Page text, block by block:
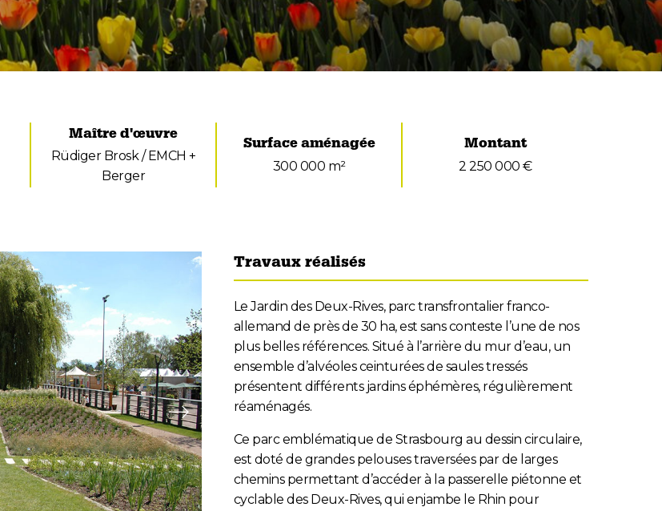
Maître d'œuvre
Rüdiger Brosk / EMCH +
Berger
Surface aménagée
300 000 m²
Montant
2 250 000 €
Slide suivante
Travaux réalisés
Le Jardin des Deux-Rives, parc transfrontalier franco-
allemand de près de 30 ha, est sans conteste l’une de nos
plus belles références. Situé à l’arrière du mur d’eau, un
ensemble d’alvéoles ceinturées de saules tressés
présentent différents jardins éphémères, régulièrement
réaménagés.
Ce parc emblématique de Strasbourg au dessin circulaire,
est doté de grandes pelouses traversées par de larges
chemins permettant d’accéder à la passerelle piétonne et
cyclable des Deux-Rives, qui enjambe le Rhin pour